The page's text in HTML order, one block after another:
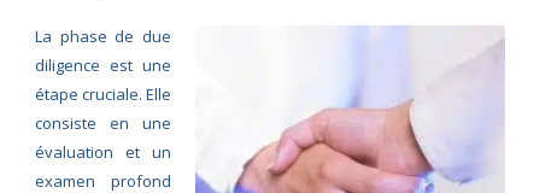
La phase de due
diligence est une
étape cruciale. Elle
consiste en une
évaluation et un
examen profond